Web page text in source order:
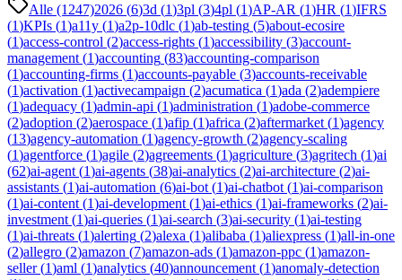
Alle (1247)2026 (6)3d (1)3pl (3)4pl (1)AP-AR (1)HR (1)IFRS
(1)KPIs (1)a11y (1)a2p-10dlc (1)ab-testing (5)about-ecosire
(1)access-control (2)access-rights (1)accessibility (3)account-
management (1)accounting (83)accounting-comparison
(1)accounting-firms (1)accounts-payable (3)accounts-receivable
(1)activation (1)activecampaign (2)acumatica (1)ada (2)adempiere
(1)adequacy (1)admin-api (1)administration (1)adobe-commerce
(2)adoption (2)aerospace (1)afip (1)africa (2)aftermarket (1)agency
(13)agency-automation (1)agency-growth (2)agency-scaling
(1)agentforce (1)agile (2)agreements (1)agriculture (3)agritech (1)ai
(62)ai-agent (1)ai-agents (38)ai-analytics (2)ai-architecture (2)ai-
assistants (1)ai-automation (6)ai-bot (1)ai-chatbot (1)ai-comparison
(1)ai-content (1)ai-development (1)ai-ethics (1)ai-frameworks (2)ai-
investment (1)ai-queries (1)ai-search (3)ai-security (1)ai-testing
(1)ai-threats (1)alerting (2)alexa (1)alibaba (1)aliexpress (1)all-in-one
(2)allegro (2)amazon (7)amazon-ads (1)amazon-ppc (1)amazon-
seller(1)aml (1)analytics (40)announcement (1)anomaly-detection